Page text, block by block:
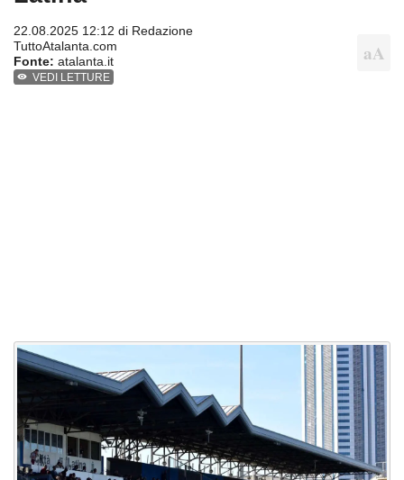
22.08.2025 12:12 di Redazione
TuttoAtalanta.com
Fonte: atalanta.it
VEDI LETTURE